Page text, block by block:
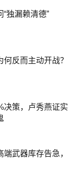
独漏赖清德”
反而主动开战？
决策，卢秀燕证实
武器库存告急，